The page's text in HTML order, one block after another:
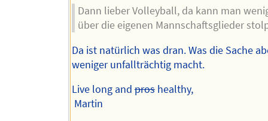
Dann lieber Volleyball, da kann man
über die eigenen Mannschaftsglieder
Da ist natürlich was dran. Was die Sache
weniger unfallträchtig macht.
Live long andproshealthy,
Martin